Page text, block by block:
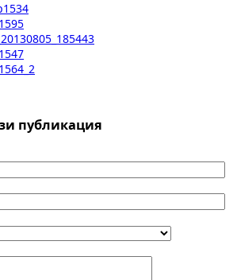
публикация